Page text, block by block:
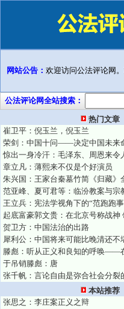
网站公告： 欢迎访问公法评论网
公法评论网全站搜索：
热门文章
崔卫平：倪玉兰，倪玉兰
荣剑：中国十问——决定中国未来
惊出一身冷汗：毛泽东、周恩来令
章立凡：薄熙来不仅是个好演员
朱兴国：王家台秦墓竹简《归藏》
范亚峰、夏可君等：临汾教案与宗
王立兵：宪法学视角下的“范跑跑
起底富豪郭文贵：在北京号称战神
贺卫方：中国法治的出路
犀利公：中国将来可能比晚清还不
滕彪：听从正义和良知的呼唤——
于吊销滕彪：唐
张千帆：言论自由是弥合社会分裂
本站推荐
张思之：李庄案正义之辩